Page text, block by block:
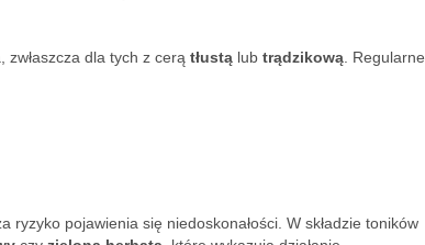
zwłaszcza dla tych z cerą tłustą lub trądzikową . Regularne
pojawienia się niedoskonałości. W składzie toników